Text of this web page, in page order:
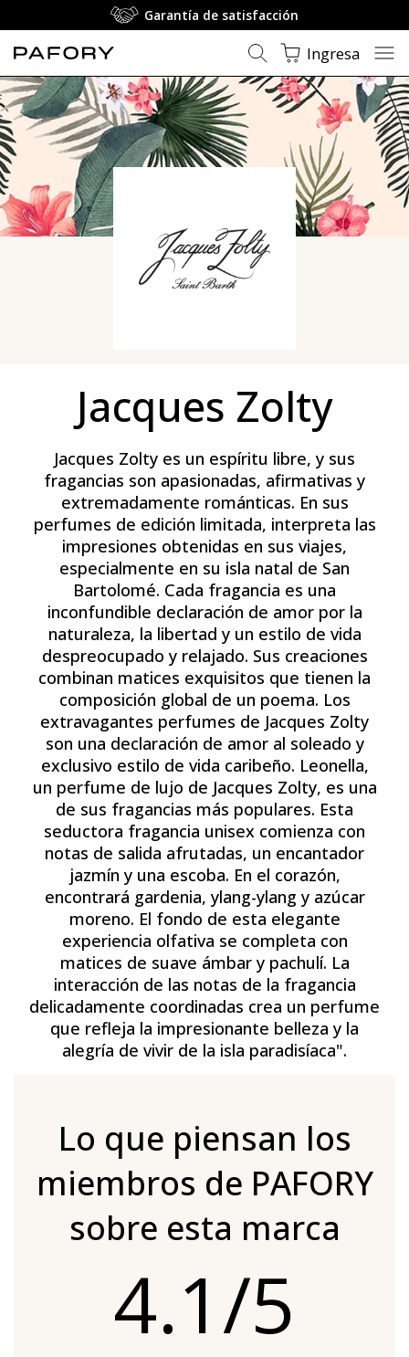
Garantía de satisfacción
Ingresa
Jacques Zolty
Jacques Zolty es un espíritu libre, y sus
fragancias son apasionadas, afirmativas y
extremadamente románticas. En sus
perfumes de edición limitada, interpreta las
impresiones obtenidas en sus viajes,
especialmente en su isla natal de San
Bartolomé. Cada fragancia es una
inconfundible declaración de amor por la
naturaleza, la libertad y un estilo de vida
despreocupado y relajado. Sus creaciones
combinan matices exquisitos que tienen la
composición global de un poema. Los
extravagantes perfumes de Jacques Zolty
son una declaración de amor al soleado y
exclusivo estilo de vida caribeño. Leonella,
un perfume de lujo de Jacques Zolty, es una
de sus fragancias más populares. Esta
seductora fragancia unisex comienza con
notas de salida afrutadas, un encantador
jazmín y una escoba. En el corazón,
encontrará gardenia, ylang-ylang y azúcar
moreno. El fondo de esta elegante
experiencia olfativa se completa con
matices de suave ámbar y pachulí. La
interacción de las notas de la fragancia
delicadamente coordinadas crea un perfume
que refleja la impresionante belleza y la
alegría de vivir de la isla paradisíaca".
Lo que piensan los
miembros de PAFORY
sobre esta marca
4.1/5